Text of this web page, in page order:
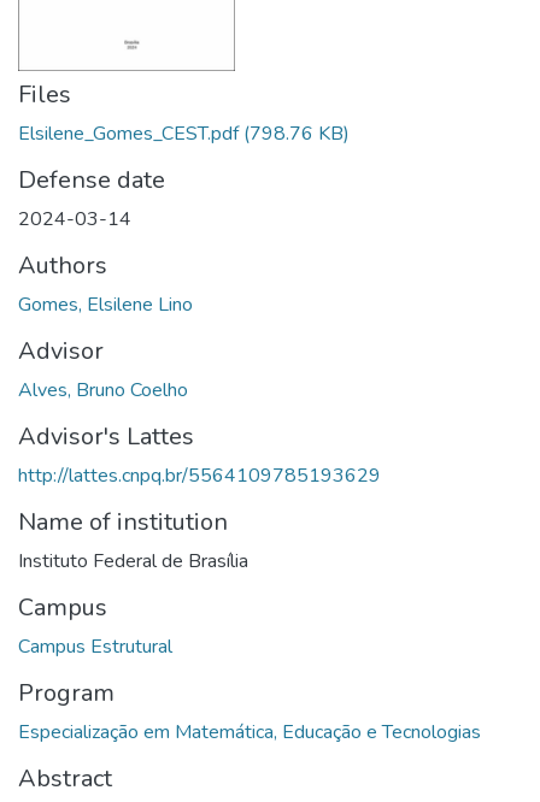
Files
Elsilene_Gomes_CEST.pdf(798.76 KB)
Defense date
2024-03-14
Authors
Gomes, Elsilene Lino
Advisor
Alves, Bruno Coelho
Advisor's Lattes
http://lattes.cnpq.br/5564109785193629
Name of institution
Instituto Federal de Brasília
Campus
Campus Estrutural
Program
Especialização em Matemática, Educação e Tecnologias
Abstract